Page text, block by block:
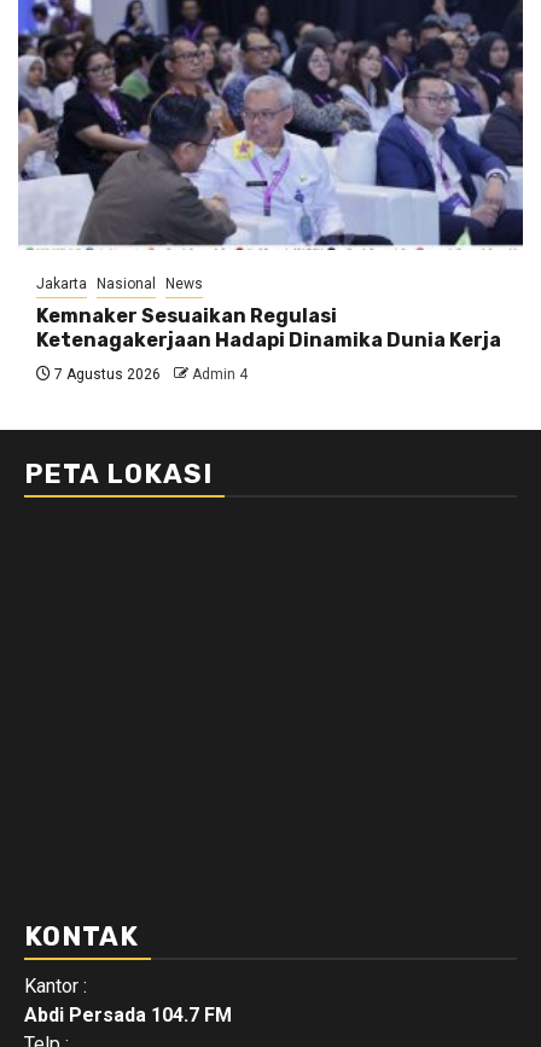
Jakarta Nasional News
Kemnaker Sesuaikan Regulasi
Ketenagakerjaan Hadapi Dinamika Dunia Kerja
7 Agustus 2026 Admin 4
PETA LOKASI
KONTAK
Kantor :
Abdi Persada 104.7 FM